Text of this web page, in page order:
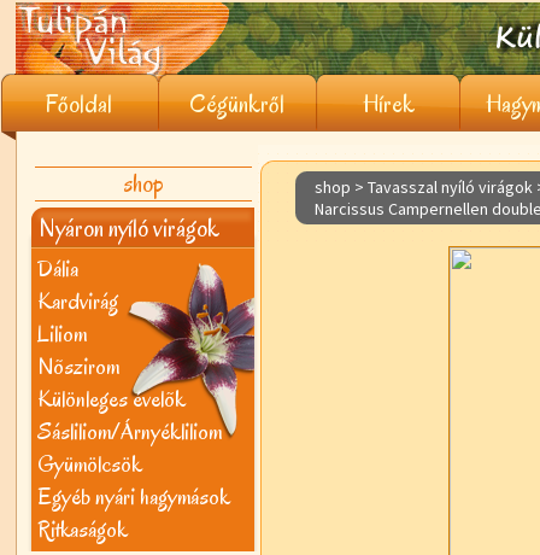
Főoldal Cégünkről Hírek
shop
Nyáron nyíló virágok
Dália
Kardvirág
Liliom
Nõszirom
Különleges évelõk
Sásliliom/Árnyékliliom
Gyümölcsök
Egyéb nyári hagymások
Ritkaságok
shop > Tavasszal nyíló virágok
Narcissus Campernellen